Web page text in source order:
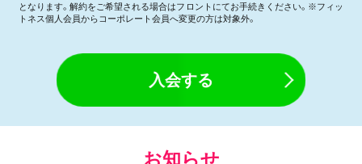
となります。解約をご希望される場合はフロントにてお手続きください。※フィッ
トネス個人会員からコーポレート会員へ変更の方は対象外。
入会する
お知らせ